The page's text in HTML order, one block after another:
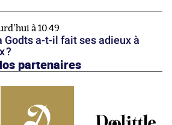
à 10:49
Godts a-t-il fait ses adieux à
?
partenaires